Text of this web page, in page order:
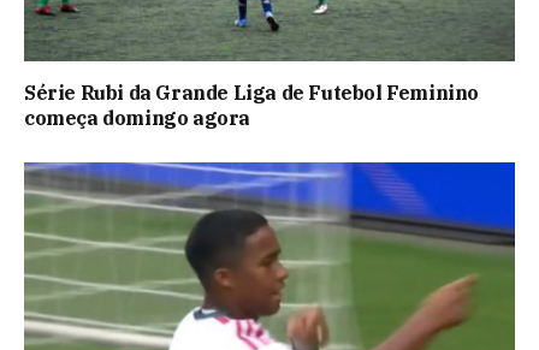
Série Rubi da Grande Liga de Futebol Feminino
começa domingo agora